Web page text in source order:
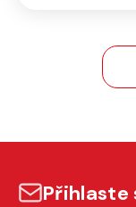
Přihlaste